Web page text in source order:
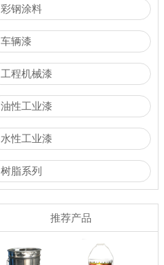
彩钢涂料
车辆漆
工程机械漆
油性工业漆
水性工业漆
树脂系列
推荐产品